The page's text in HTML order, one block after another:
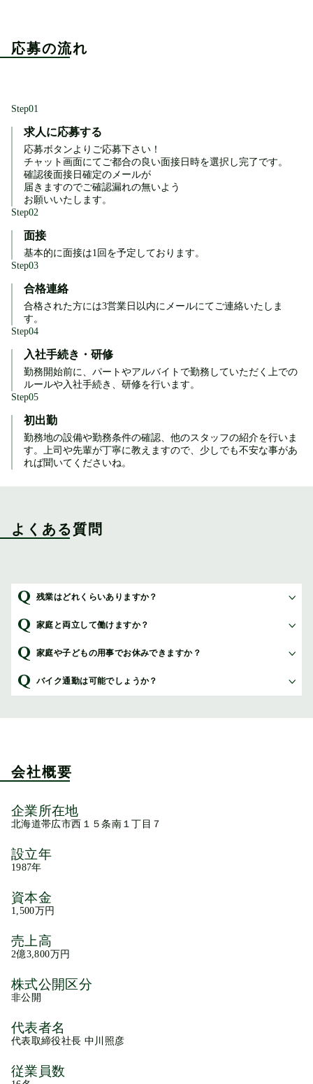
応募の流れ
Step01
求人に応募する
応募ボタンよりご応募下さい！
チャット画面にてご都合の良い面接日時を選択し完了です。
確認後面接日確定のメールが
届きますのでご確認漏れの無いよう
お願いいたします。
Step02
面接
Step03
合格連絡
合格された方には3営業日以内にメールにてご連絡いたしま
す。
Step04
入社手続き・研修
勤務開始前に、パートやアルバイトで勤務していただく上での
ルールや入社手続き、研修を行います。
Step05
初出勤
勤務地の設備や勤務条件の確認、他のスタッフの紹介を行いま
す。上司や先輩が丁寧に教えますので、少しでも不安な事があ
れば聞いてくださいね。
よくある質問
残業はどれくらいありますか？
家庭と両立して働けますか？
家庭や子どもの用事でお休みできますか？
バイク通勤は可能でしょうか？
会社概要
企業所在地
北海道帯広市西１５条南１丁目７
設立年
1987年
資本金
1,500万円
売上高
2億3,800万円
株式公開区分
非公開
代表者名
代表取締役社長 中川照彦
従業員数